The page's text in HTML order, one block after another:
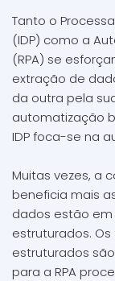
Tanto o
(IDP) como a
(RPA) se
extração de
da outra pela
automatização
IDP foca-se na
Muitas vezes, a
beneficia mais
dados estão
estruturados.
estruturados
para a RPA